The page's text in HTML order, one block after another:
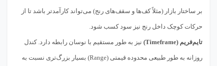
بر ساختار بازار (مثلاً کف‌ها و سقف‌های رنج) می‌تواند کارآمدتر باشد تا از
حرکات کوچک داخل رنج نیز سود کسب شود.
تایم‌فریم (Timeframe) نیز به طور مستقیم با نوسان رابطه دارد. کندل
روزانه به طور طبیعی محدوده قیمتی (Range) بسیار بزرگ‌تری نسبت به